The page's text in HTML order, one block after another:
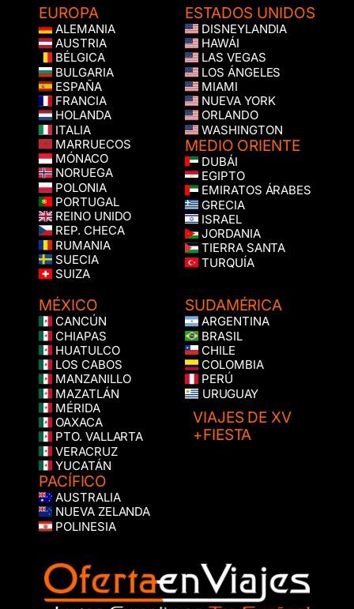
EUROPA
ALEMANIA
AUSTRIA
BÉLGICA
BULGARIA
ESPAÑA
FRANCIA
HOLANDA
ITALIA
MARRUECOS
MÓNACO
NORUEGA
POLONIA
PORTUGAL
REINO UNIDO
REP. CHECA
RUMANIA
SUECIA
SUIZA
ESTADOS UNIDOS
DISNEYLANDIA
HAWÁI
LAS VEGAS
LOS ÁNGELES
MIAMI
NUEVA YORK
ORLANDO
WASHINGTON
MEDIO ORIENTE
DUBÁI
EGIPTO
EMIRATOS ÁRABES
GRECIA
ISRAEL
JORDANIA
TIERRA SANTA
TURQUÍA
MÉXICO
CANCÚN
CHIAPAS
HUATULCO
LOS CABOS
MANZANILLO
MAZATLÁN
MÉRIDA
OAXACA
PTO. VALLARTA
VERACRUZ
YUCATÁN
PACÍFICO
AUSTRALIA
NUEVA ZELANDA
POLINESIA
SUDAMÉRICA
ARGENTINA
BRASIL
CHILE
COLOMBIA
PERÚ
URUGUAY
VIAJES DE XV
+FIESTA